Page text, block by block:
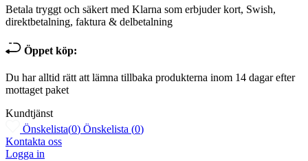
Betala tryggt och säkert med Klarna som erbjuder kort, Swish,
direktbetalning, faktura & delbetalning
Öppet köp:
Du har alltid rätt att lämna tillbaka produkterna inom 14 dagar efter
mottaget paket
Kundtjänst
Önskelista(0) Önskelista (0)
Kontakta oss
Logga in